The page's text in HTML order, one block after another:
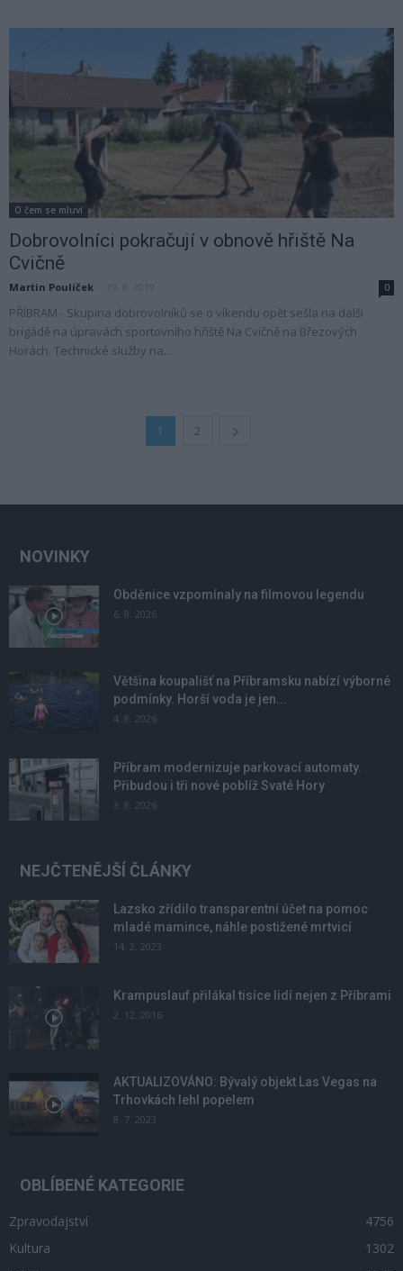
O čem se mluví
Dobrovolníci pokračují v obnově hřiště Na
Cvičně
Martin Poulíček 0
PŘÍBRAM - Skupina dobrovolníků se o víkendu opět sešla na další
brigádě na úpravách sportovního hřiště Na Cvičně na Březových
Horách. Technické služby na...
1 2
NOVINKY
Obděnice vzpomínaly na filmovou legendu
6. 8. 2026
Většina koupališť na Příbramsku nabízí výborné
podmínky. Horší voda je jen...
4. 8. 2026
Příbram modernizuje parkovací automaty.
Přibudou i tři nové poblíž Svaté Hory
3. 8. 2026
NEJČTENĚJŠÍ ČLÁNKY
Lazsko zřídilo transparentní účet na pomoc
mladé mamince, náhle postižené mrtvicí
14. 2. 2023
Krampuslauf přilákal tisíce lidí nejen z Příbrami
2. 12. 2016
AKTUALIZOVÁNO: Bývalý objekt Las Vegas na
Trhovkách lehl popelem
8. 7. 2023
OBLÍBENÉ KATEGORIE
Zpravodajství
4756
Kultura
1302